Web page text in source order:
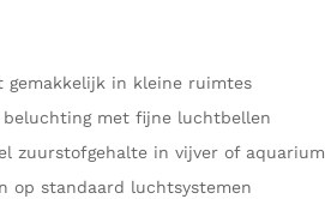
gemakkelijk in kleine ruimtes
beluchting met fijne luchtbellen
zuurstofgehalte in vijver of aquarium
op standaard luchtsystemen